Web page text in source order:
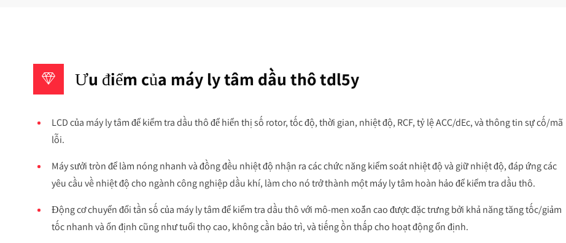
Ưu điểm của máy ly tâm dầu thô tdl5y
LCD của máy ly tâm để kiểm tra dầu thô để hiển thị số rotor, tốc độ, thời gian, nhiệt độ, RCF, tỷ lệ ACC/dEc, và thông tin sự cố/mã
lỗi.
Máy sưởi tròn để làm nóng nhanh và đồng đều nhiệt độ nhận ra các chức năng kiểm soát nhiệt độ và giữ nhiệt độ, đáp ứng các
yêu cầu về nhiệt độ cho ngành công nghiệp dầu khí, làm cho nó trở thành một máy ly tâm hoàn hảo để kiểm tra dầu thô.
Động cơ chuyển đổi tần số của máy ly tâm để kiểm tra dầu thô với mô-men xoắn cao được đặc trưng bởi khả năng tăng tốc/giảm
tốc nhanh và ổn định cũng như tuổi thọ cao, không cần bảo trì, và tiếng ồn thấp cho hoạt động ổn định.